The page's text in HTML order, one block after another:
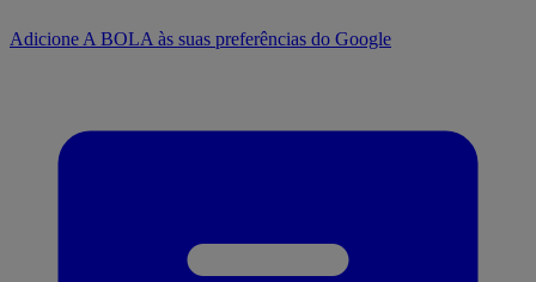
Adicione A BOLA às suas preferências do Google